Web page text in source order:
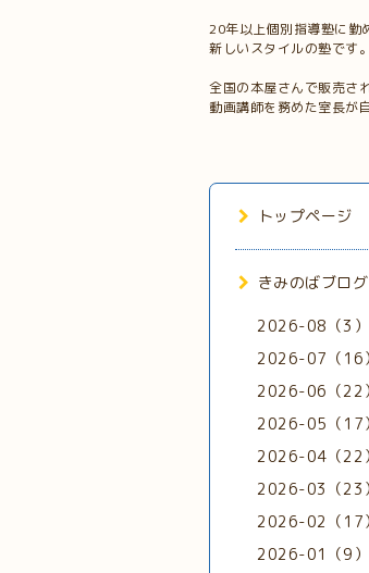
20年以上個別指導塾に勤
新しいスタイルの塾です。
全国の本屋さんで販売さ
動画講師を務めた室長が
トップページ
きみのばブログ
2026-08（3）
2026-07（16）
2026-06（22）
2026-05（17）
2026-04（22）
2026-03（23）
2026-02（17）
2026-01（9）